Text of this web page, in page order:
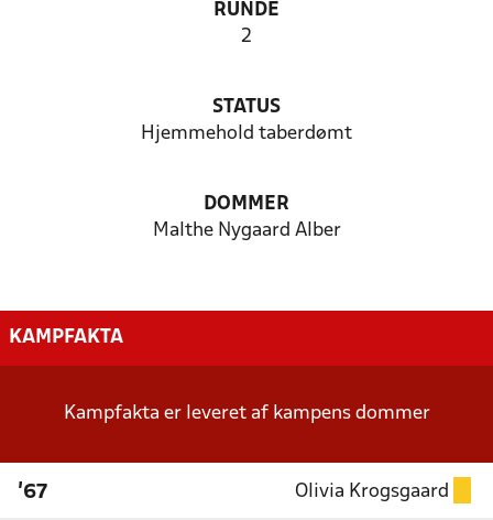
RUNDE
2
STATUS
Hjemmehold taberdømt
DOMMER
Malthe Nygaard Alber
KAMPFAKTA
Kampfakta er leveret af kampens dommer
'67 Olivia Krogsgaard